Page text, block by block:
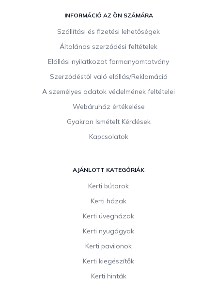
INFORMÁCIÓ AZ ÖN SZÁMÁRA
Szállítási és fizetési lehetőségek
Általános szerződési feltételek
Elállási nyilatkozat formanyomtatvány
Szerződéstől való elállás/Reklamáció
A személyes adatok védelmének feltételei
Webáruház értékelése
Gyakran Ismételt Kérdések
Kapcsolatok
AJÁNLOTT KATEGÓRIÁK
Kerti bútorok
Kerti házak
Kerti üvegházak
Kerti nyugágyak
Kerti pavilonok
Kerti kiegészítők
Kerti hinták